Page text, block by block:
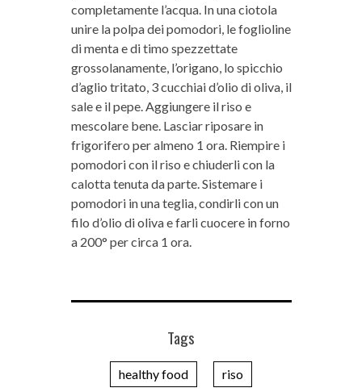
completamente l’acqua. In una ciotola
unire la polpa dei pomodori, le foglioline
di menta e di timo spezzettate
grossolanamente, l’origano, lo spicchio
d’aglio tritato, 3 cucchiai d’olio di oliva, il
sale e il pepe. Aggiungere il riso e
mescolare bene. Lasciar riposare in
frigorifero per almeno 1 ora. Riempire i
pomodori con il riso e chiuderli con la
calotta tenuta da parte. Sistemare i
pomodori in una teglia, condirli con un
filo d’olio di oliva e farli cuocere in forno
a 200° per circa 1 ora.
Tags
healthy food riso